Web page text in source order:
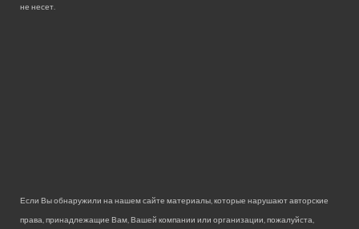
не несет.
Если Вы обнаружили на нашем сайте материалы, которые нарушают авторские
права, принадлежащие Вам, Вашей компании или организации, пожалуйста,